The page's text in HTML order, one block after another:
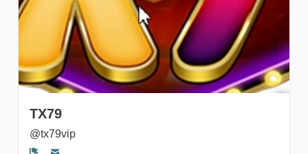
TX79
@tx79vip